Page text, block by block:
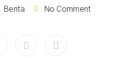
Berita No Comment